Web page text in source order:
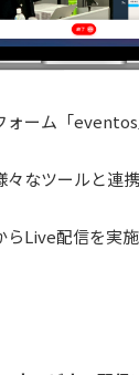
ォーム「
々なツールと連
Live配信を実施